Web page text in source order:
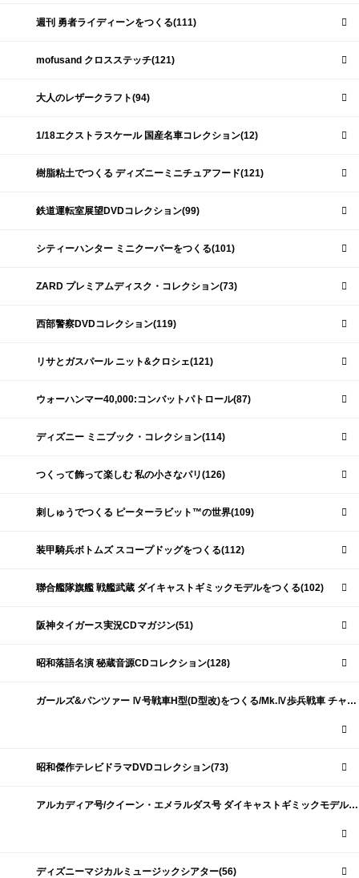
週刊 勇者ライディーンをつくる(111)
mofusand クロスステッチ(121)
大人のレザークラフト(94)
1/18エクストラスケール 国産名車コレクション(12)
樹脂粘土でつくる ディズニーミニチュアフード(121)
鉄道運転室展望DVDコレクション(99)
シティーハンター ミニクーパーをつくる(101)
ZARD プレミアムディスク・コレクション(73)
西部警察DVDコレクション(119)
リサとガスパール ニット&クロシェ(121)
ウォーハンマー40,000:コンバットパトロール(87)
ディズニー ミニブック・コレクション(114)
つくって飾って楽しむ 私の小さなパリ(126)
刺しゅうでつくる ピーターラビット™の世界(109)
装甲騎兵ボトムズ スコープドッグをつくる(112)
聯合艦隊旗艦 戦艦武蔵 ダイキャストギミックモデルをつくる(102)
阪神タイガース実況CDマガジン(51)
昭和落語名演 秘蔵音源CDコレクション(128)
ガールズ&パンツァー Ⅳ号戦車H型(D型改)をつくる/Mk.Ⅳ歩兵戦車 チャーチルMk.Ⅶをつくる(191)
昭和傑作テレビドラマDVDコレクション(73)
アルカディア号/クイーン・エメラルダス号 ダイキャストギミックモデルをつくる(159)
ディズニーマジカルミュージックシアター(56)